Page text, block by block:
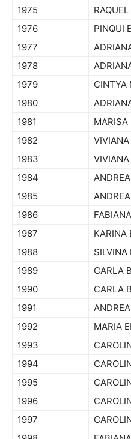
1975
1976
PINQUI
1977
1978
1979
CINTYA
1980
1981
MARISA
1982
VIVIANA
1983
VIVIANA
1984
1985
1986
1987
KARINA
1988
SILVINA
1989
CARLA
1990
CARLA
1991
1992
MARIA
1993
1994
1995
1996
1997